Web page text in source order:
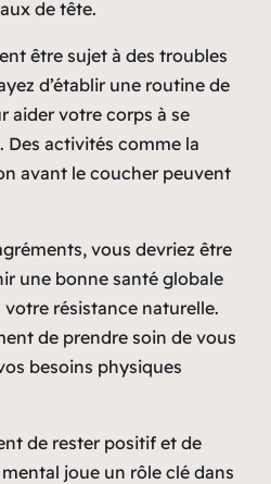
de tête.
être sujet à des troubles
d’établir une routine de
aider votre corps à se
activités comme la
avant le coucher peuvent
vous devriez être
une bonne santé globale
résistance naturelle.
de prendre soin de vous
besoins physiques
de rester positif et de
joue un rôle clé dans